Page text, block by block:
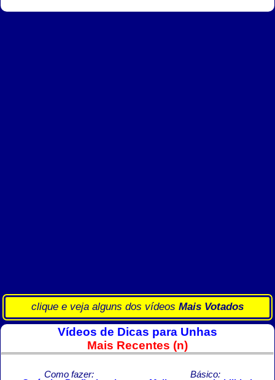
clique e veja alguns dos vídeos Mais Votados
Vídeos de Dicas para Unhas
Mais Recentes (n)
Como fazer:
Básico: